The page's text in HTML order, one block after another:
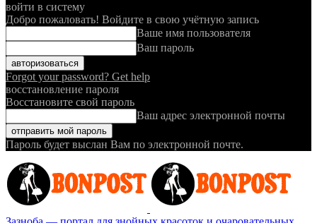
войти в систему
Добро пожаловать! Войдите в свою учётную запись
Ваше имя пользователя
Ваш пароль
Forgot your password? Get help
восстановление пароля
Восстановите свой пароль
Ваш адрес электронной почты
Пароль будет выслан Вам по электронной почте.